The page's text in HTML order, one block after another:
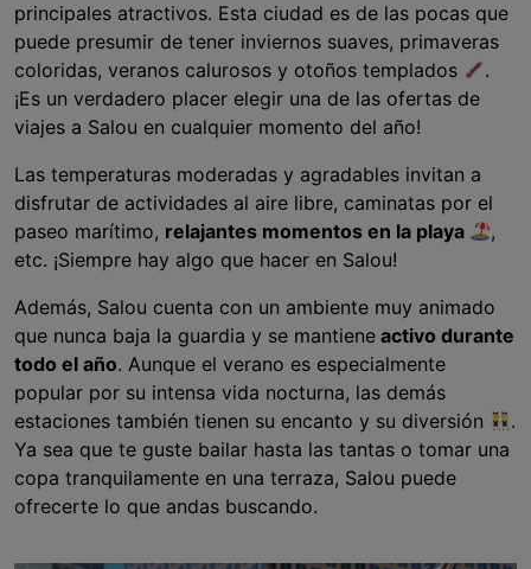
principales atractivos. Esta ciudad es de las pocas que
puede presumir de tener inviernos suaves, primaveras
coloridas, veranos calurosos y otoños templados
.
¡Es un verdadero placer elegir una de las ofertas de
viajes a Salou en cualquier momento del año!
Las temperaturas moderadas y agradables invitan a
disfrutar de actividades al aire libre, caminatas por el
paseo marítimo, relajantes momentos en la playa
,
etc. ¡Siempre hay algo que hacer en Salou!
Además, Salou cuenta con un ambiente muy animado
que nunca baja la guardia y se mantiene activo durante
todo el año. Aunque el verano es especialmente
popular por su intensa vida nocturna, las demás
estaciones también tienen su encanto y su diversión
.
Ya sea que te guste bailar hasta las tantas o tomar una
copa tranquilamente en una terraza, Salou puede
ofrecerte lo que andas buscando.